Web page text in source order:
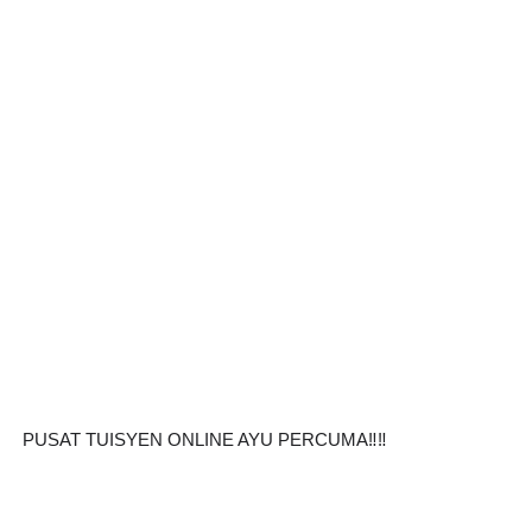
PUSAT TUISYEN ONLINE AYU PERCUMA‼️‼️